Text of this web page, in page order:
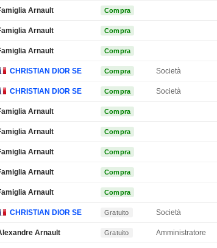
Arnault Compra
Arnault Compra
Arnault Compra
CHRISTIAN DIOR SE Compra Società
CHRISTIAN DIOR SE Compra Società
Arnault Compra
Arnault Compra
Arnault Compra
Arnault Compra
Arnault Compra
CHRISTIAN DIOR SE Gratuito Società
Arnault Gratuito Amministratore